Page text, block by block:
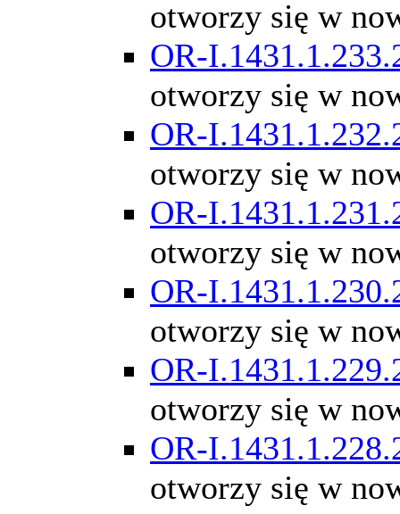
otworzy się w
OR-
otworzy się w
OR-
otworzy się w
OR-
otworzy się w
OR-
otworzy się w
OR-
otworzy się w
OR-
otworzy się w